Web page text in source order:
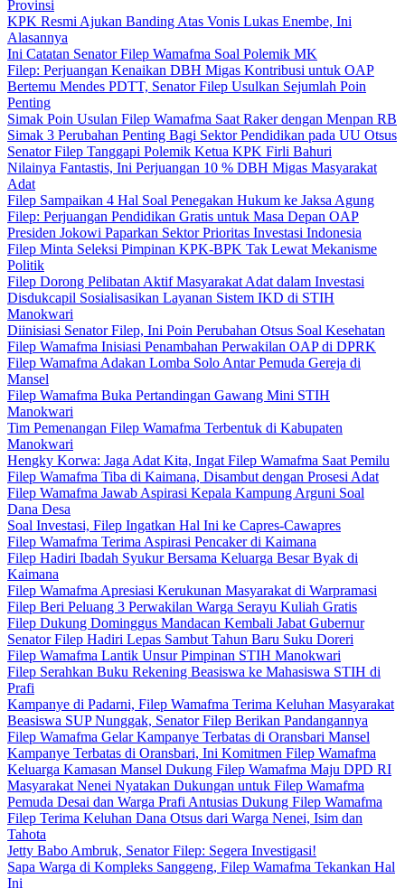
Provinsi
KPK Resmi Ajukan Banding Atas Vonis Lukas Enembe, Ini
Alasannya
Ini Catatan Senator Filep Wamafma Soal Polemik MK
Filep: Perjuangan Kenaikan DBH Migas Kontribusi untuk OAP
Bertemu Mendes PDTT, Senator Filep Usulkan Sejumlah Poin
Penting
Simak Poin Usulan Filep Wamafma Saat Raker dengan Menpan RB
Simak 3 Perubahan Penting Bagi Sektor Pendidikan pada UU Otsus
Senator Filep Tanggapi Polemik Ketua KPK Firli Bahuri
Nilainya Fantastis, Ini Perjuangan 10 % DBH Migas Masyarakat
Adat
Filep Sampaikan 4 Hal Soal Penegakan Hukum ke Jaksa Agung
Filep: Perjuangan Pendidikan Gratis untuk Masa Depan OAP
Presiden Jokowi Paparkan Sektor Prioritas Investasi Indonesia
Filep Minta Seleksi Pimpinan KPK-BPK Tak Lewat Mekanisme
Politik
Filep Dorong Pelibatan Aktif Masyarakat Adat dalam Investasi
Disdukcapil Sosialisasikan Layanan Sistem IKD di STIH
Manokwari
Diinisiasi Senator Filep, Ini Poin Perubahan Otsus Soal Kesehatan
Filep Wamafma Inisiasi Penambahan Perwakilan OAP di DPRK
Filep Wamafma Adakan Lomba Solo Antar Pemuda Gereja di
Mansel
Filep Wamafma Buka Pertandingan Gawang Mini STIH
Manokwari
Tim Pemenangan Filep Wamafma Terbentuk di Kabupaten
Manokwari
Hengky Korwa: Jaga Adat Kita, Ingat Filep Wamafma Saat Pemilu
Filep Wamafma Tiba di Kaimana, Disambut dengan Prosesi Adat
Filep Wamafma Jawab Aspirasi Kepala Kampung Arguni Soal
Dana Desa
Soal Investasi, Filep Ingatkan Hal Ini ke Capres-Cawapres
Filep Wamafma Terima Aspirasi Pencaker di Kaimana
Filep Hadiri Ibadah Syukur Bersama Keluarga Besar Byak di
Kaimana
Filep Wamafma Apresiasi Kerukunan Masyarakat di Warpramasi
Filep Beri Peluang 3 Perwakilan Warga Serayu Kuliah Gratis
Filep Dukung Dominggus Mandacan Kembali Jabat Gubernur
Senator Filep Hadiri Lepas Sambut Tahun Baru Suku Doreri
Filep Wamafma Lantik Unsur Pimpinan STIH Manokwari
Filep Serahkan Buku Rekening Beasiswa ke Mahasiswa STIH di
Prafi
Kampanye di Padarni, Filep Wamafma Terima Keluhan Masyarakat
Beasiswa SUP Nunggak, Senator Filep Berikan Pandangannya
Filep Wamafma Gelar Kampanye Terbatas di Oransbari Mansel
Kampanye Terbatas di Oransbari, Ini Komitmen Filep Wamafma
Keluarga Kamasan Mansel Dukung Filep Wamafma Maju DPD RI
Masyarakat Nenei Nyatakan Dukungan untuk Filep Wamafma
Pemuda Desai dan Warga Prafi Antusias Dukung Filep Wamafma
Filep Terima Keluhan Dana Otsus dari Warga Nenei, Isim dan
Tahota
Jetty Babo Ambruk, Senator Filep: Segera Investigasi!
Sapa Warga di Kompleks Sanggeng, Filep Wamafma Tekankan Hal
Ini